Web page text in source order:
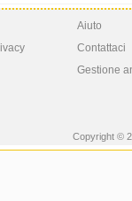
Aiuto
Contattaci
Gestione
Copyright ©